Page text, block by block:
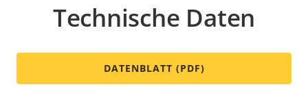
Technische Daten
DATENBLATT (PDF)